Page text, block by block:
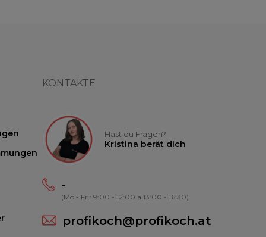
KONTAKTE
Hast du Fragen?
Kristina berät dich
-
(Mo - Fr.: 9:00 - 12:00 a 13:00 - 16:30)
profikoch@profikoch.at